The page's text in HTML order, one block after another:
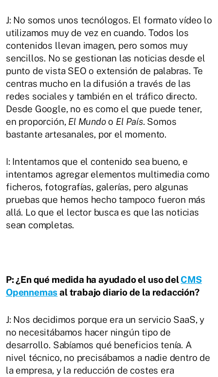
J: No somos unos tecnólogos. El formato vídeo lo
utilizamos muy de vez en cuando. Todos los
contenidos llevan imagen, pero somos muy
sencillos. No se gestionan las noticias desde el
punto de vista SEO o extensión de palabras. Te
centras mucho en la difusión a través de las
redes sociales y también en el tráfico directo.
Desde Google, no es como el que puede tener,
en proporción, El Mundoo El País. Somos
bastante artesanales, por el momento.
I: Intentamos que el contenido sea bueno, e
intentamos agregar elementos multimedia como
ficheros, fotografías, galerías, pero algunas
pruebas que hemos hecho tampoco fueron más
allá. Lo que el lector busca es que las noticias
sean completas.
P: ¿En qué medida ha ayudado el uso delCMS
Opennemasal trabajo diario de la redacción?
J: Nos decidimos porque era un servicio SaaS, y
no necesitábamos hacer ningún tipo de
desarrollo. Sabíamos qué beneficios tenía. A
nivel técnico, no precisábamos a nadie dentro de
la empresa, y la reducción de costes era